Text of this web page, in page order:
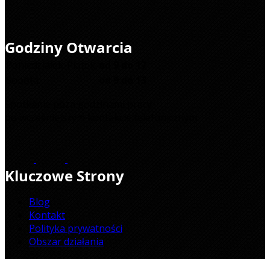
Godziny Otwarcia
Kluczowe Strony
Blog
Kontakt
Polityka prywatności
Obszar działania